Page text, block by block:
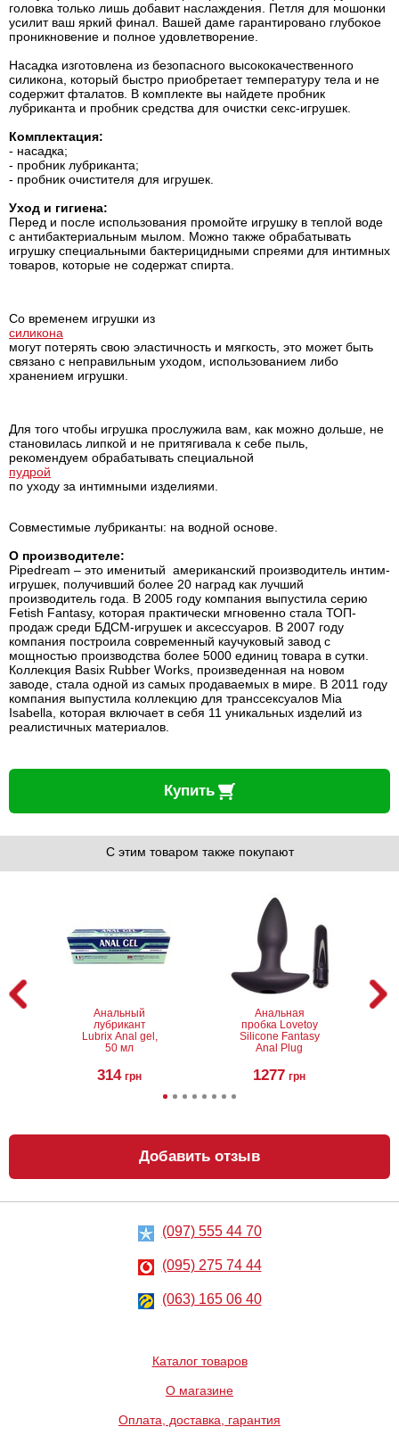
головка только лишь добавит наслаждения. Петля для мошонки
усилит ваш яркий финал. Вашей даме гарантировано глубокое
проникновение и полное удовлетворение.
Насадка изготовлена из безопасного высококачественного
силикона, который быстро приобретает температуру тела и не
содержит фталатов. В комплекте вы найдете пробник
лубриканта и пробник средства для очистки секс-игрушек.
Комплектация:
- насадка;
- пробник лубриканта;
- пробник очистителя для игрушек.
Уход и гигиена:
Перед и после использования промойте игрушку в теплой воде
с антибактериальным мылом. Можно также обрабатывать
игрушку специальными бактерицидными спреями для интимных
товаров, которые не содержат спирта.
Со временем игрушки из
силикона
могут потерять свою эластичность и мягкость, это может быть
связано с неправильным уходом, использованием либо
хранением игрушки.
Для того чтобы игрушка прослужила вам, как можно дольше, не
становилась липкой и не притягивала к себе пыль,
рекомендуем обрабатывать специальной
пудрой
по уходу за интимными изделиями.
Совместимые лубриканты: на водной основе.
О производителе:
Pipedream – это именитый американский производитель интим-
игрушек, получивший более 20 наград как лучший
производитель года. В 2005 году компания выпустила серию
Fetish Fantasy, которая практически мгновенно стала ТОП-
продаж среди БДСМ-игрушек и аксессуаров. В 2007 году
компания построила современный каучуковый завод с
мощностью производства более 5000 единиц товара в сутки.
Коллекция Basix Rubber Works, произведенная на новом
заводе, стала одной из самых продаваемых в мире. В 2011 году
компания выпустила коллекцию для транссексуалов Mia
Isabella, которая включает в себя 11 уникальных изделий из
реалистичных материалов.
Купить
С этим товаром также покупают
Анальный
лубрикант
Lubrix Anal gel,
50 мл
314 грн
Анальная
пробка Lovetoy
Silicone Fantasy
Anal Plug
1277 грн
Возбуждающий
крем Spanische
Liebescreme, 40
грн
Анальная
Johnson Booty
Bling Small
1338
Добавить отзыв
(097) 555 44 70
(095) 275 74 44
(063) 165 06 40
Каталог товаров
О магазине
Оплата, доставка, гарантия